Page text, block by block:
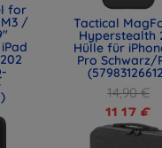
for
M3 / Tactical
Hyperstealth
Hülle für
Pro Schwarz/
14,90 €
11,17 €